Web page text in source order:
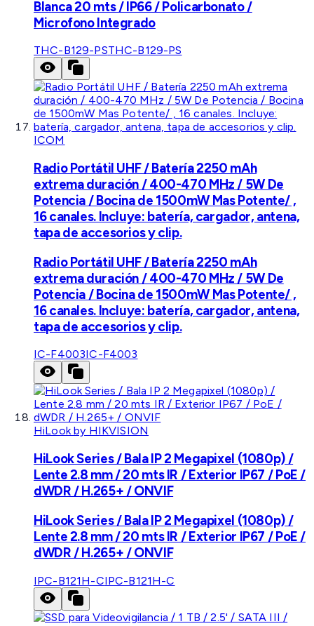
Blanca 20 mts / IP66 / Policarbonato /
Microfono Integrado
THC-B129-PSTHC-B129-PS
ICOM
Radio Portátil UHF / Batería 2250 mAh
extrema duración / 400-470 MHz / 5W De
Potencia / Bocina de 1500mW Mas Potente/ ,
16 canales. Incluye: batería, cargador, antena,
tapa de accesorios y clip.
Radio Portátil UHF / Batería 2250 mAh
extrema duración / 400-470 MHz / 5W De
Potencia / Bocina de 1500mW Mas Potente/ ,
16 canales. Incluye: batería, cargador, antena,
tapa de accesorios y clip.
IC-F4003IC-F4003
HiLook by HIKVISION
HiLook Series / Bala IP 2 Megapixel (1080p) /
Lente 2.8 mm / 20 mts IR / Exterior IP67 / PoE /
dWDR / H.265+ / ONVIF
HiLook Series / Bala IP 2 Megapixel (1080p) /
Lente 2.8 mm / 20 mts IR / Exterior IP67 / PoE /
dWDR / H.265+ / ONVIF
IPC-B121H-CIPC-B121H-C